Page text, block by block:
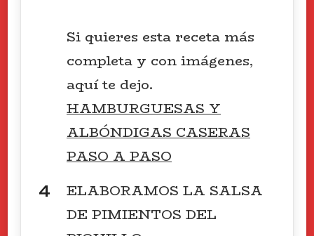
Si quieres esta receta más
completa y con imágenes,
aquí te dejo.
HAMBURGUESAS Y
ALBÓNDIGAS CASERAS
PASO A PASO
ELABORAMOS LA SALSA
DE PIMIENTOS DEL